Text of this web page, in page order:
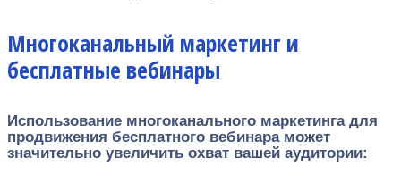
Многоканальный маркетинг и
бесплатные вебинары
Использование многоканального маркетинга для
продвижения бесплатного вебинара может
значительно увеличить охват вашей аудитории: